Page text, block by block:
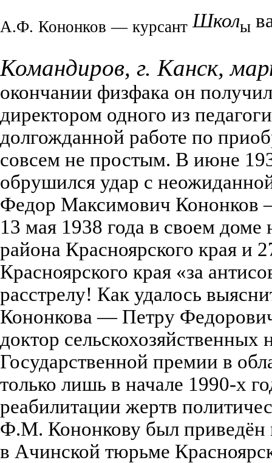
А.Ф. Кононков — курсант Школы
Командиров, г. Канск,
окончании физфака он
директором одного из
долгожданной работе по
совсем не простым. В июне
обрушился удар с
Федор Максимович Кононков
13 мая 1938 года в своем доме
района Красноярского края
Красноярского края «за
расстрелу! Как удалось
Кононкова — Петру
доктор сельскохозяйственных
Государственной премии в
только лишь в начале 1990-х
реабилитации жертв
Ф.М. Кононкову был приведён
в Ачинской тюрьме